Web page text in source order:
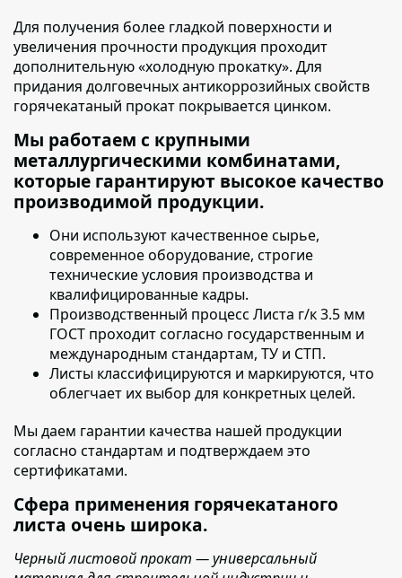
Для получения более гладкой поверхности и
увеличения прочности продукция проходит
дополнительную «холодную прокатку». Для
придания долговечных антикоррозийных свойств
горячекатаный прокат покрывается цинком.
Мы работаем с крупными
металлургическими комбинатами,
которые гарантируют высокое качество
производимой продукции.
Они используют качественное сырье,
современное оборудование, строгие
технические условия производства и
квалифицированные кадры.
Производственный процесс Листа г/к 3.5 мм
ГОСТ проходит согласно государственным и
международным стандартам, ТУ и СТП.
Листы классифицируются и маркируются, что
облегчает их выбор для конкретных целей.
Мы даем гарантии качества нашей продукции
согласно стандартам и подтверждаем это
сертификатами.
Сфера применения горячекатаного
листа очень широка.
Черный листовой прокат — универсальный